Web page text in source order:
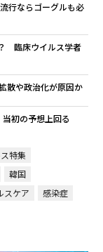
行ならゴーグルも必
臨床ウイルス学者
散や政治化が原因か
初の予想上回る
特集
韓国
スケア
感染症